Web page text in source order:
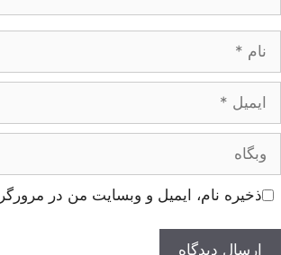
وبگاه
ذخیره نام، ایمیل و وبسایت من در